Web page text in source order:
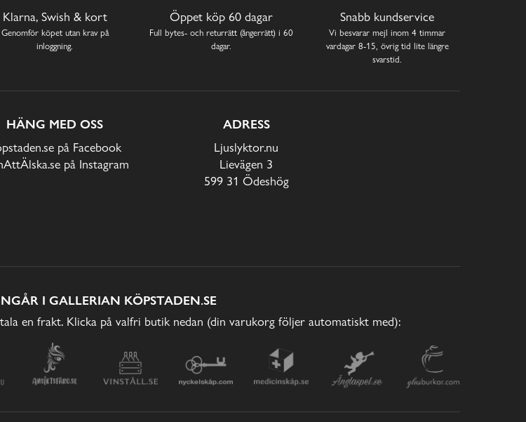
Klarna, Swish & kort
Genomför köpet utan krav på
inloggning.
Öppet köp 60 dagar
Full bytes- och returrätt (ångerrätt) i 60
dagar.
Snabb kundservice
Vi besvarar mejl inom 4 timmar
vardagar 8-15, övrig tid lite längre
svarstid.
HÄNG MED OSS
på Facebook
på Instagram
ADRESS
Ljuslyktor.nu
Lievägen 3
599 31 Ödeshög
I GALLERIAN KÖPSTADEN.SE
en frakt. Klicka på valfri butik nedan (din varukorg följer automatiskt med):